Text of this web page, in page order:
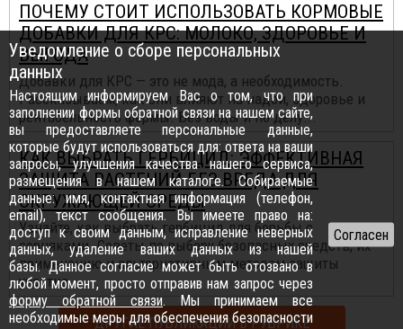
ПОЧЕМУ СТОИТ ИСПОЛЬЗОВАТЬ КОРМОВЫЕ
ДОБАВКИ ДЛЯ КРС: МОЛОКО, ЗДОРОВЬЕ И
ВЫГОДА
Добавки для КРС — это не мода, а необходимость.
Рассказываем, как они влияют на надои, здоровье и
рентабельность фермы. Без воды и по делу...
КАК ВЫБРАТЬ ГЕРБИЦИД: ЭФФЕКТИВНАЯ
ЗАЩИТА РАСТЕНИЙ БЕЗ ВРЕДА ДЛЯ
ОКРУЖАЮЩЕЙ СРЕДЫ
Узнайте, как выбрать гербицид для борьбы с
сорняками. Советы по выбору безопасных средств, их
применению и альтернативным методам защиты
участка...
ДРУГИЕ ПУБЛИКАЦИИ В РУБРИКЕ
Уведомление о сборе персональных
данных
Настоящим информируем Вас о том, что при
заполнении формы обратной связи на нашем сайте,
вы предоставляете персональные данные,
которые будут использоваться для: ответа на ваши
запросы, улучшения качества нашего сервиса,
размещения в нашем каталоге. Собираемые
данные: имя, контактная информация (телефон,
email), текст сообщения. Вы имеете право на:
доступ к своим данным, исправление неверных
данных, удаление ваших данных из нашей
базы. Данное согласие может быть отозвано в
любой момент, просто отправив нам запрос через
форму обратной связи. Мы принимаем все
необходимые меры для обеспечения безопасности